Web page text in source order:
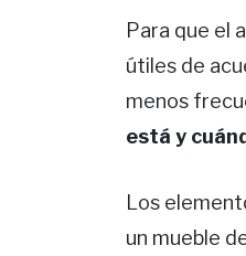
Para que el
útiles de
menos
está y
Los
un mueble